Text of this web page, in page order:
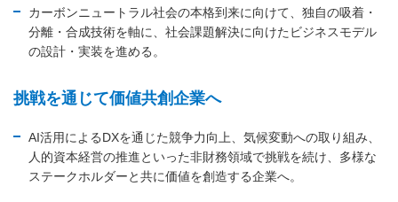
カーボンニュートラル社会の本格到来に向けて、独自の吸着・
分離・合成技術を軸に、社会課題解決に向けたビジネスモデル
の設計・実装を進める。
挑戦を通じて価値共創企業へ
AI活用によるDXを通じた競争力向上、気候変動への取り組み、
人的資本経営の推進といった非財務領域で挑戦を続け、多様な
ステークホルダーと共に価値を創造する企業へ。